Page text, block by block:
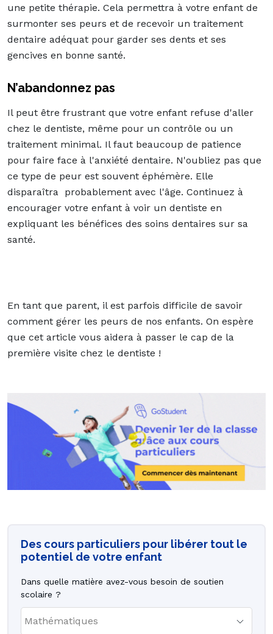
une petite thérapie. Cela permettra à votre enfant de
surmonter ses peurs et de recevoir un traitement
dentaire adéquat pour garder ses dents et ses
gencives en bonne santé.
N’abandonnez pas
Il peut être frustrant que votre enfant refuse d'aller
chez le dentiste, même pour un contrôle ou un
traitement minimal. Il faut beaucoup de patience
pour faire face à l'anxiété dentaire. N'oubliez pas que
ce type de peur est souvent éphémère. Elle
disparaîtra probablement avec l'âge. Continuez à
encourager votre enfant à voir un dentiste en
expliquant les bénéfices des soins dentaires sur sa
santé.
En tant que parent, il est parfois difficile de savoir
comment gérer les peurs de nos enfants. On espère
que cet article vous aidera à passer le cap de la
première visite chez le dentiste !
Des cours particuliers pour libérer tout le
potentiel de votre enfant
Dans quelle matière avez-vous besoin de soutien
scolaire ?